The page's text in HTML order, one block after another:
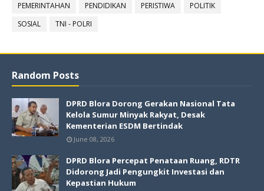
PEMERINTAHAN
PENDIDIKAN PERISTIWA
POLITIK
SOSIAL
TNI - POLRI
Random Posts
DPRD Blora Dorong Gerakan Nasional Tata
Kelola Sumur Minyak Rakyat, Desak
Kementerian ESDM Bertindak
June 08, 2026
DPRD Blora Percepat Penataan Ruang, RDTR
Didorong Jadi Pengungkit Investasi dan
Kepastian Hukum